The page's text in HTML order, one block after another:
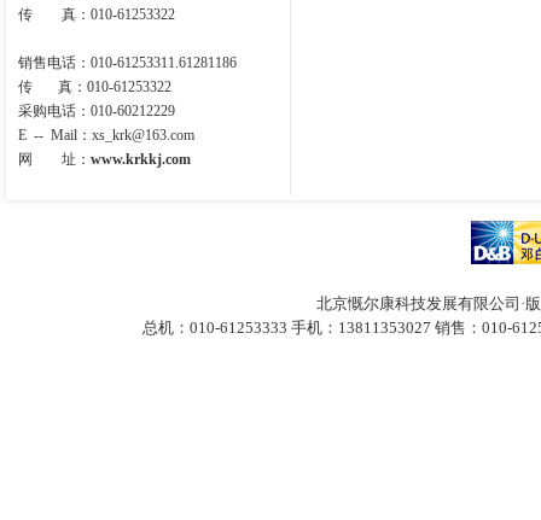
传 真：010-61253322
销售电话：010-61253311.61281186
传 真：010-61253322
采购电话：010-60212229
E -- Mail ： xs_krk@163.com
网 址： www.krkkj.com
北京慨尔康科技发展有限公司·
总机：010-61253333 手机：13811353027 销售：010-